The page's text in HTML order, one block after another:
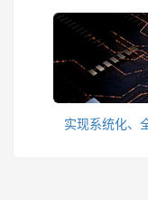
实现系统化、